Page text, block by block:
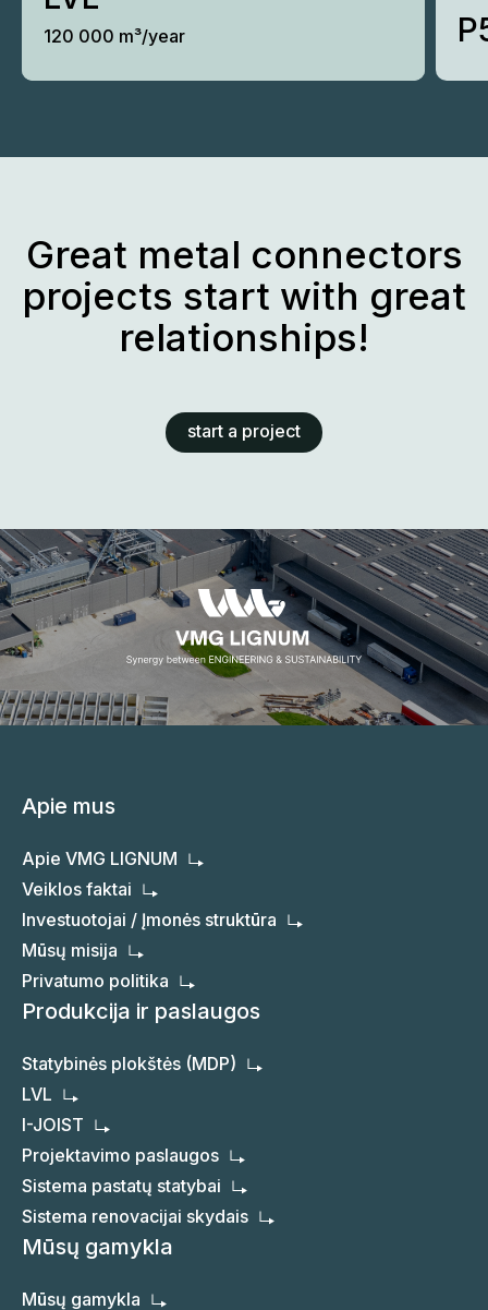
120 000 m³/year
Great metal connectors
projects start with great
relationships!
start a project
Apie mus
Apie VMG LIGNUM
Veiklos faktai
Investuotojai / Įmonės struktūra
Mūsų misija
Privatumo politika
Produkcija ir paslaugos
Statybinės plokštės (MDP)
LVL
I-JOIST
Projektavimo paslaugos
Sistema pastatų statybai
Sistema renovacijai skydais
Mūsų gamykla
Mūsų gamykla